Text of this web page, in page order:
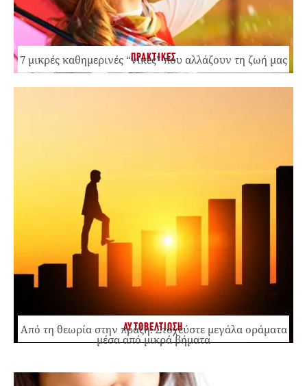
ΠΡΑΚΤΙΚΕΣ
7 μικρές καθημερινές “νίκες” που αλλάζουν τη ζωή μας
ΑΥΤΟΒΕΛΤΙΩΣΗ
Από τη θεωρία στην πράξη: Στοχεύστε μεγάλα οράματα
μέσα από μικρά βήματα